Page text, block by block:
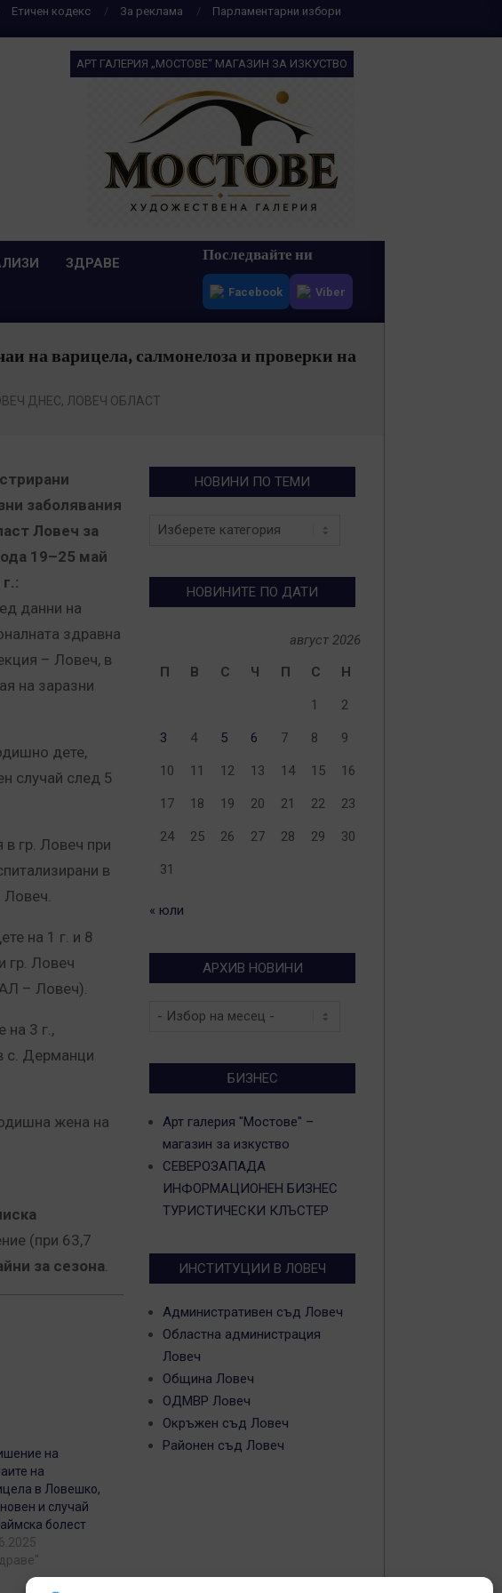
Етичен кодекс За реклама
Парламентарни избори
АРТ ГАЛЕРИЯ „МОСТОВЕ“ МАГАЗИН ЗА ИЗКУСТВО
ЗДРАВЕ Последвайте ни
Facebook Viber
на варицела, салмонелоза и проверки на
ДНЕС, ЛОВЕЧ ОБЛАСТ
заболявания
Ловеч за
19–25 май
данни на
здравна
– Ловеч, в
на заразни
дете,
случай след 5
в гр. Ловеч при
в
на 1 г. и 8
гр. Ловеч
– Ловеч).
на 3 г.,
с. Дерманци
жена на
(при 63,7
за сезона.
на
на
в Ловешко,
и случай
болест
НОВИНИ ПО ТЕМИ
Новини
НОВИНИТЕ ПО ДАТИ
август 2026
П
В С Ч П С Н
1 2
3 4 5 6 7 8 9
10 11 12 13 14 15 16
17 18 19 20 21 22 23
24 25 26 27 28 29 30
31
« юли
АРХИВ НОВИНИ
Архив
БИЗНЕС
Арт галерия "Мостове" –
магазин за изкуство
СЕВЕРОЗАПАДА
ИНФОРМАЦИОНЕН БИЗНЕС
ТУРИСТИЧЕСКИ КЛЪСТЕР
ИНСТИТУЦИИ В ЛОВЕЧ
Административен съд Ловеч
Областна администрация
Ловеч
Община Ловеч
ОДМВР Ловеч
Окръжен съд Ловеч
Районен съд Ловеч